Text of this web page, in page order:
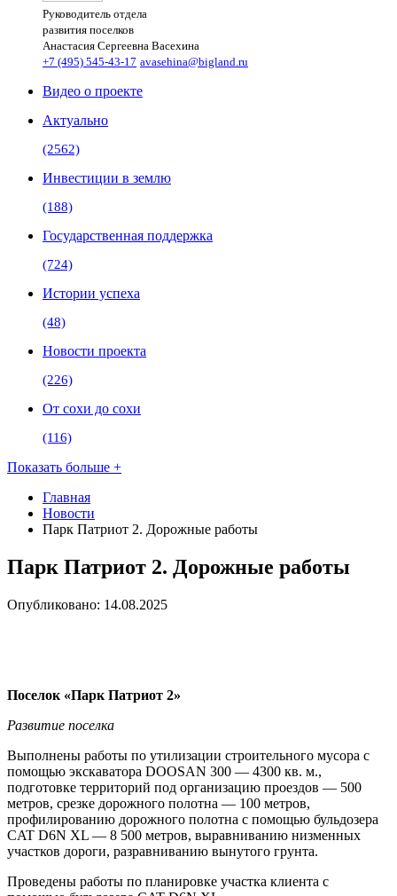
Руководитель отдела
развития поселков
Анастасия Сергеевна Васехина
+7 (495) 545-43-17 avasehina@bigland.ru
Видео о проекте
Актуально
(2562)
Инвестиции в землю
(188)
Государственная поддержка
(724)
Истории успеха
(48)
Новости проекта
(226)
От сохи до сохи
(116)
Показать больше +
Главная
Новости
Парк Патриот 2. Дорожные работы
Парк Патриот 2. Дорожные работы
Опубликовано: 14.08.2025
Поселок «Парк Патриот 2»
Развитие поселка
Выполнены работы по утилизации строительного мусора с
помощью экскаватора DOOSAN 300 — 4300 кв. м.,
подготовке территорий под организацию проездов — 500
метров, срезке дорожного полотна — 100 метров,
профилированию дорожного полотна с помощью бульдозера
CAT D6N XL — 8 500 метров, выравниванию низменных
участков дороги, разравниванию вынутого грунта.
Проведены работы по планировке участка клиента с